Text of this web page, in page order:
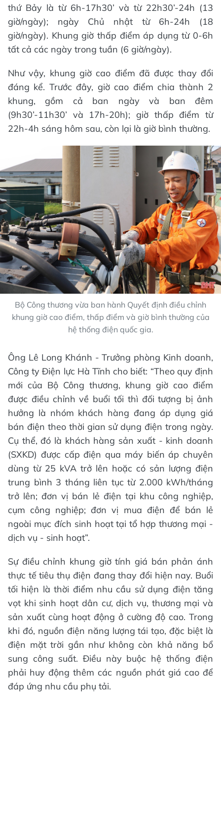
thứ Bảy là từ 6h-17h30’ và từ 22h30’-24h (13
giờ/ngày); ngày Chủ nhật từ 6h-24h (18
giờ/ngày). Khung giờ thấp điểm áp dụng từ 0-6h
tất cả các ngày trong tuần (6 giờ/ngày).
Như vậy, khung giờ cao điểm đã được thay đổi
đáng kể. Trước đây, giờ cao điểm chia thành 2
khung, gồm cả ban ngày và ban đêm
(9h30’-11h30’ và 17h-20h); giờ thấp điểm từ
22h-4h sáng hôm sau, còn lại là giờ bình thường.
Bộ Công thương vừa ban hành Quyết định điều chỉnh
khung giờ cao điểm, thấp điểm và giờ bình thường của
hệ thống điện quốc gia.
Ông Lê Long Khánh - Trưởng phòng Kinh doanh,
Công ty Điện lực Hà Tĩnh cho biết: “Theo quy định
mới của Bộ Công thương, khung giờ cao điểm
được điều chỉnh về buổi tối thì đối tượng bị ảnh
hưởng là nhóm khách hàng đang áp dụng giá
bán điện theo thời gian sử dụng điện trong ngày.
Cụ thể, đó là khách hàng sản xuất - kinh doanh
(SXKD) được cấp điện qua máy biến áp chuyên
dùng từ 25 kVA trở lên hoặc có sản lượng điện
trung bình 3 tháng liên tục từ 2.000 kWh/tháng
trở lên; đơn vị bán lẻ điện tại khu công nghiệp,
cụm công nghiệp; đơn vị mua điện để bán lẻ
ngoài mục đích sinh hoạt tại tổ hợp thương mại -
dịch vụ - sinh hoạt”.
Sự điều chỉnh khung giờ tính giá bán phản ánh
thực tế tiêu thụ điện đang thay đổi hiện nay. Buổi
tối hiện là thời điểm nhu cầu sử dụng điện tăng
vọt khi sinh hoạt dân cư, dịch vụ, thương mại và
sản xuất cùng hoạt động ở cường độ cao. Trong
khi đó, nguồn điện năng lượng tái tạo, đặc biệt là
điện mặt trời gần như không còn khả năng bổ
sung công suất. Điều này buộc hệ thống điện
phải huy động thêm các nguồn phát giá cao để
đáp ứng nhu cầu phụ tải.